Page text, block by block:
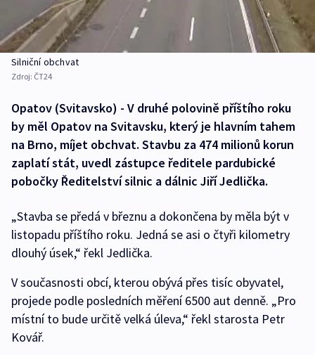
Silniční obchvat
Zdroj: ČT24
Opatov (Svitavsko) - V druhé polovině příštího roku
by měl Opatov na Svitavsku, který je hlavním tahem
na Brno, míjet obchvat. Stavbu za 474 milionů korun
zaplatí stát, uvedl zástupce ředitele pardubické
pobočky Ředitelství silnic a dálnic Jiří Jedlička.
„Stavba se předá v březnu a dokončena by měla být v
listopadu příštího roku. Jedná se asi o čtyři kilometry
dlouhý úsek,“ řekl Jedlička.
V současnosti obcí, kterou obývá přes tisíc obyvatel,
projede podle posledních měření 6500 aut denně. „Pro
místní to bude určitě velká úleva,“ řekl starosta Petr
Kovář.